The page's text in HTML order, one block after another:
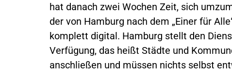
hat danach zwei Wochen Zeit, sich
der von Hamburg nach dem „Einer für
komplett digital. Hamburg stellt den
Verfügung, das heißt Städte und
anschließen und müssen nichts selbst